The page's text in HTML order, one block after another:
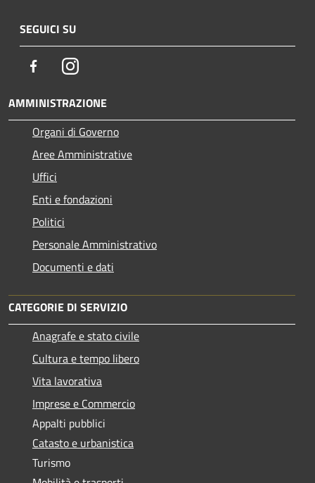
SEGUICI SU
FacebookInstagram
AMMINISTRAZIONE
Organi di Governo
Aree Amministrative
Uffici
Enti e fondazioni
Politici
Personale Amministrativo
Documenti e dati
CATEGORIE DI SERVIZIO
Anagrafe e stato civile
Cultura e tempo libero
Vita lavorativa
Imprese e Commercio
Appalti pubblici
Catasto e urbanistica
Turismo